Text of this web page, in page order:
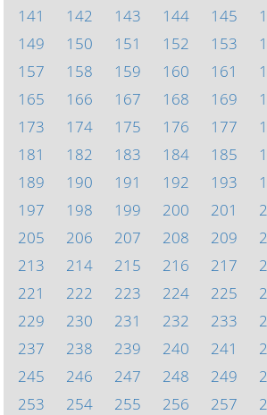
141
142 143 144 145
149
150 151 152 153
157
158 159 160 161
165
166 167 168 169
173
174 175 176 177
181
182 183 184 185
189
190 191 192 193
197
198 199 200 201
205
206 207 208 209
213
214 215 216 217
221
222 223 224 225
229
230 231 232 233
237
238 239 240 241
245
246 247 248 249
253
254 255 256 257